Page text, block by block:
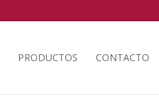
PRODUCTOS CONTACTO